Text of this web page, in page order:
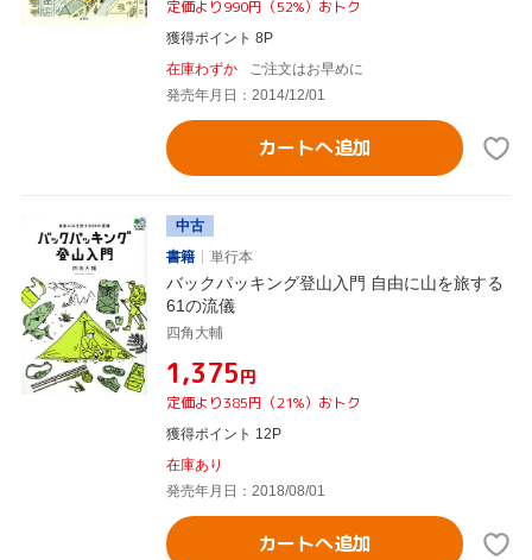
定価より990円（52%）おトク
獲得ポイント 8P
在庫わずか
ご注文はお早めに
発売年月日：2014/12/01
カートへ追加
中古
書籍
単行本
バックパッキング登山入門 自由に山を旅する
61の流儀
四角大輔
¥1,375円
定価より385円（21%）おトク
獲得ポイント 12P
在庫あり
発売年月日：2018/08/01
カートへ追加